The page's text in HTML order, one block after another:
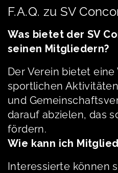
F.A.Q. zu SV
Was bietet der SV
seinen Mitgliedern?
Der Verein bietet eine
sportlichen
und
darauf abzielen, das
fördern.
Wie kann ich
Interessierte können